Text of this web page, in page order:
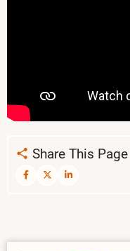
Share This Page